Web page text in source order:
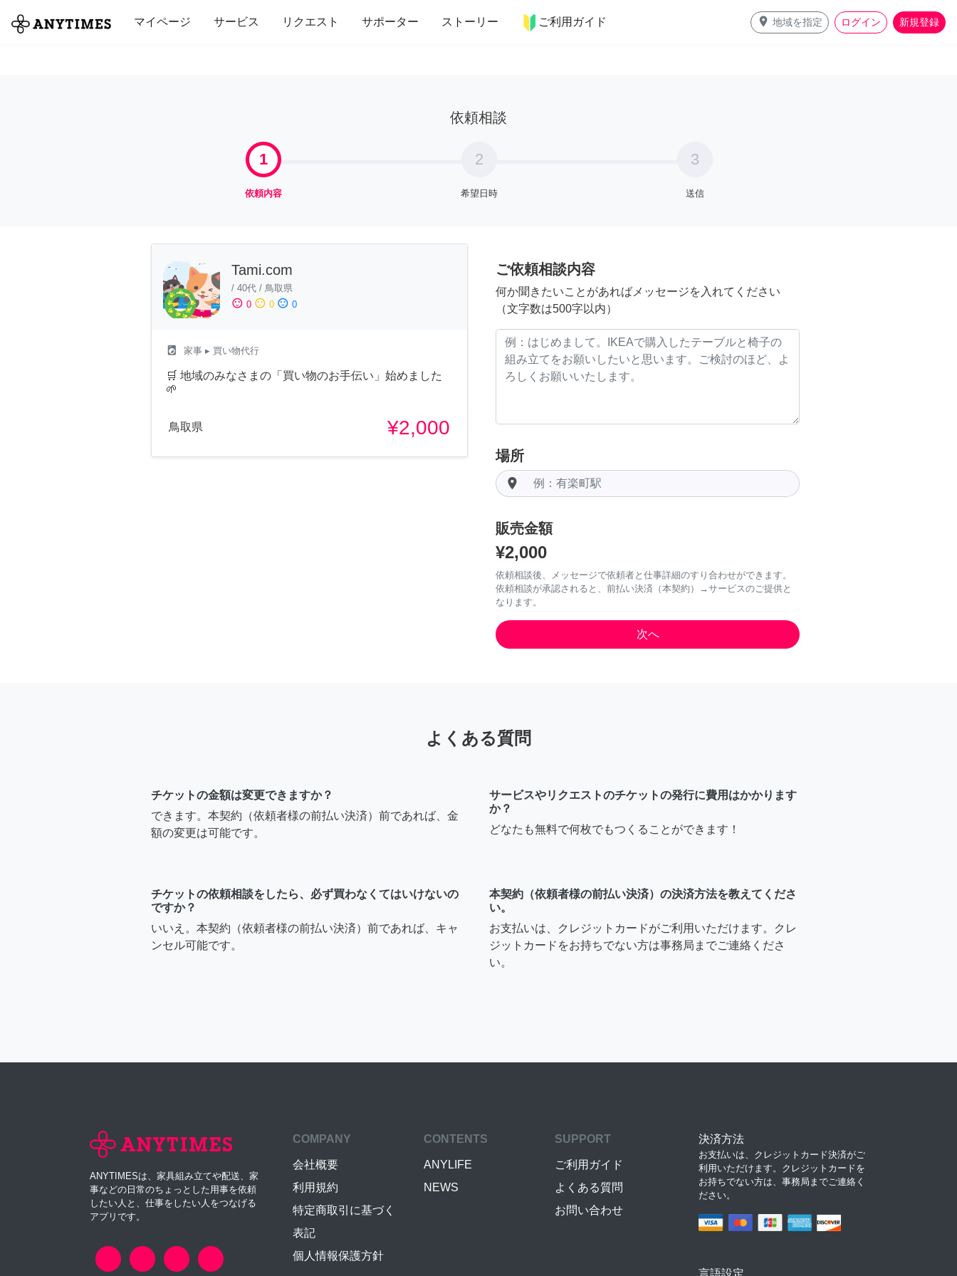
マイページ サービス リクエスト サポーター ストーリー ご利用ガイド place 地域を指定 ログイン 新規登録
全て 修理・組立 家事 引っ越し インテリア 趣味・習い事 ペット 料理
依頼相談
1
依頼内容
2
希望日時
3
送信
Tami.com
/ 40代 / 鳥取県
sentiment_satisfied 0 sentiment_neutral 0 sentiment_dissatisfied 0
local_laundry_service 家事 ▸ 買い物代行
🛒 地域のみなさまの「買い物のお手伝い」始めました
🌱
鳥取県 ¥2,000
ご依頼相談内容
何か聞きたいことがあればメッセージを入れてください
（文字数は500字以内）
場所
room
販売金額
¥2,000
依頼相談後、メッセージで依頼者と仕事詳細のすり合わせができます。
依頼相談が承認されると、前払い決済（本契約）→サービスのご提供と
なります。
よくある質問
チケットの金額は変更できますか？
できます。本契約（依頼者様の前払い決済）前であれば、金
額の変更は可能です。
サービスやリクエストのチケットの発行に費用はかかります
か？
どなたも無料で何枚でもつくることができます！
チケットの依頼相談をしたら、必ず買わなくてはいけないの
ですか？
いいえ。本契約（依頼者様の前払い決済）前であれば、キャ
ンセル可能です。
本契約（依頼者様の前払い決済）の決済方法を教えてくださ
い。
お支払いは、クレジットカードがご利用いただけます。クレ
ジットカードをお持ちでない方は事務局までご連絡くださ
い。
ANYTIMESは、家具組み立てや配送、家
事などの日常のちょっとした用事を依頼
したい人と、仕事をしたい人をつなげる
アプリです。
COMPANY
会社概要
利用規約
特定商取引に基づく
表記
個人情報保護方針
CONTENTS
ANYLIFE
NEWS
SUPPORT
ご利用ガイド
よくある質問
お問い合わせ
決済方法
お支払いは、クレジットカード決済がご
利用いただけます。クレジットカードを
お持ちでない方は、事務局までご連絡く
ださい。
言語設定